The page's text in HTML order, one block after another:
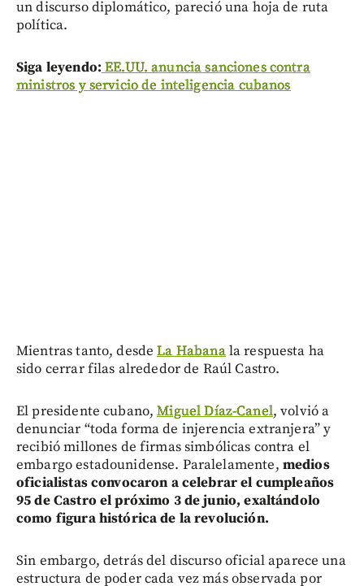
un discurso diplomático, pareció una hoja de ruta
política.
Siga leyendo: EE.UU. anuncia sanciones contra
ministros y servicio de inteligencia cubanos
Mientras tanto, desdeLa Habanala respuesta ha
sido cerrar filas alrededor de Raúl Castro.
El presidente cubano,Miguel Díaz-Canel, volvió a
denunciar “toda forma de injerencia extranjera” y
recibió millones de firmas simbólicas contra el
embargo estadounidense. Paralelamente, medios
oficialistas convocaron a celebrar el cumpleaños
95 de Castro el próximo 3 de junio, exaltándolo
como figura histórica de la revolución.
Sin embargo, detrás del discurso oficial aparece una
estructura de poder cada vez más observada por